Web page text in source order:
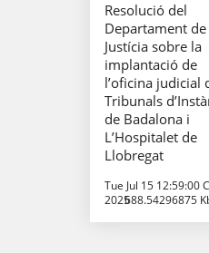
Resolució del
Departament de
Justícia sobre la
implantació de
l’oficina judicial
Tribunals
de Badalona i
L’Hospitalet de
Llobregat
Tue Jul 15 12:59:00
2025688.54296875